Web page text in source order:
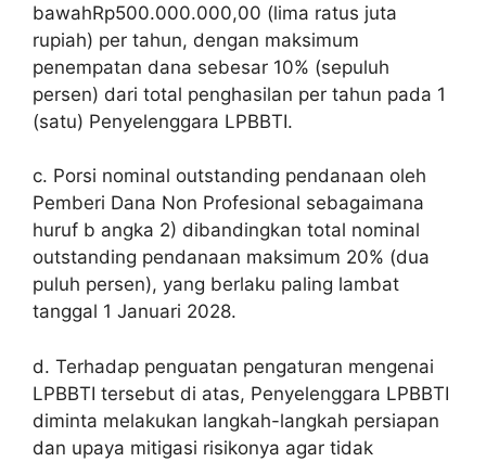
bawahRp500.000.000,00 (lima ratus juta
rupiah) per tahun, dengan maksimum
penempatan dana sebesar 10% (sepuluh
persen) dari total penghasilan per tahun pada 1
(satu) Penyelenggara LPBBTI.
c. Porsi nominal outstanding pendanaan oleh
Pemberi Dana Non Profesional sebagaimana
huruf b angka 2) dibandingkan total nominal
outstanding pendanaan maksimum 20% (dua
puluh persen), yang berlaku paling lambat
tanggal 1 Januari 2028.
d. Terhadap penguatan pengaturan mengenai
LPBBTI tersebut di atas, Penyelenggara LPBBTI
diminta melakukan langkah-langkah persiapan
dan upaya mitigasi risikonya agar tidak